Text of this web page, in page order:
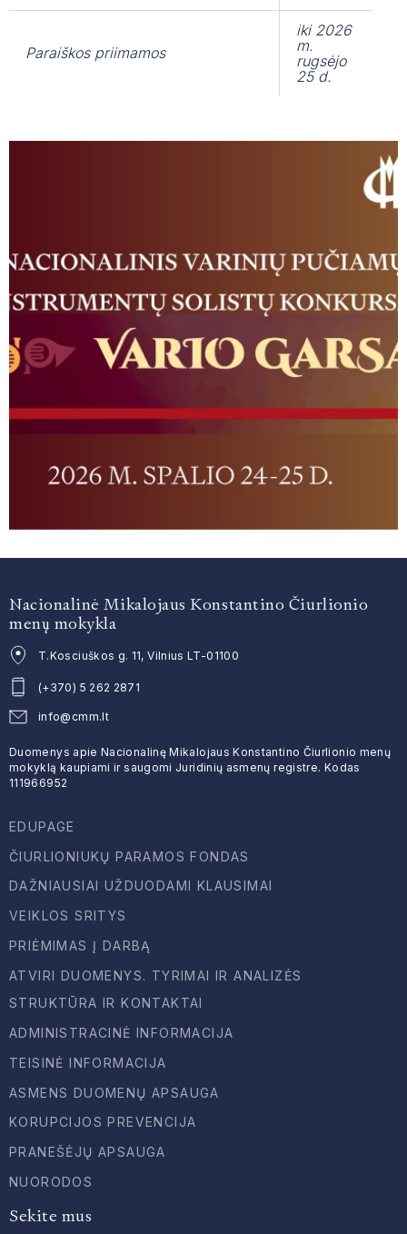
LIONS QUEST PROGRAMOS
KONFERENCIJŲ SALĖS NAUDOJIMO
ČIURLIONIUKAS
TARPTAUTINIS CHORŲ, DAINININKŲ, VOKALINIŲ IR
KAMERINIŲ ANSAMBLIŲ, PIANISTŲ KONKURSAS
MENŲ FESTIVALIS „KARALIJA ČIURLIONIJA“
ALGIRDO BUDRIO V MEDINIŲ PUČIAMŲJŲ
INSTRUMENTŲ SOLISTŲ KONKURSAS
PRIĖMIMAS/ KONSULTACIJOS
FESTIVALIAI, KONKURSAI
MOKYTOJAI
Paraiškos priimamos
iki 2026
m.
rugsėjo
25 d.
Nacionalinė Mikalojaus Konstantino Čiurlionio
menų mokykla
T.Kosciuškos g. 11, Vilnius LT-01100
(+370) 5 262 2871
info@cmm.lt
Duomenys apie Nacionalinę Mikalojaus Konstantino Čiurlionio menų
mokyklą kaupiami ir saugomi Juridinių asmenų registre. Kodas
111966952
EDUPAGE
ČIURLIONIUKŲ PARAMOS FONDAS
DAŽNIAUSIAI UŽDUODAMI KLAUSIMAI
VEIKLOS SRITYS
PRIĖMIMAS Į DARBĄ
ATVIRI DUOMENYS. TYRIMAI IR ANALIZĖS
STRUKTŪRA IR KONTAKTAI
ADMINISTRACINĖ INFORMACIJA
TEISINĖ INFORMACIJA
ASMENS DUOMENŲ APSAUGA
KORUPCIJOS PREVENCIJA
PRANEŠĖJŲ APSAUGA
NUORODOS
Sekite mus